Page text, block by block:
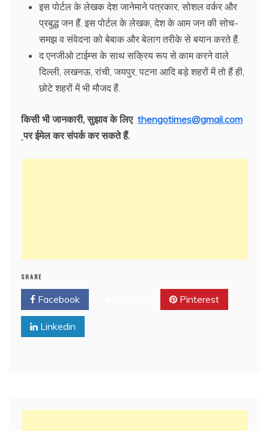
इस पोर्टल के लेखक देश जानेमाने पत्रकार, सोशल वर्कर और
प्रबुद्ध जन हैं. इस पोर्टल के लेखक, देश के आम जन की सोच-
समझ व संवेदना को बेबाक और बेलाग तरीके से बयान करते हैं.
द एनजीओ टाईम्स के साथ सक्रिय रूप से काम करने वाले
दिल्ली, लखनऊ, रांची, जयपुर, पटना आदि बड़े शहरों में तो हैं ही,
छोटे शहरों में भी मौजद हैं.
किसी भी जानकारी,सुझाव के लिए thengotimes@gmail.com
पर ईमेल कर संपर्क कर सकते हैं.
SHARE
Facebook Pinterest
Linkedin